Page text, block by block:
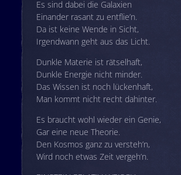
Es sind dabei die Galaxien
Einander rasant zu entflie’n.
Da ist keine Wende in Sicht,
Irgendwann geht aus das Licht.
Dunkle Materie ist rätselhaft,
Dunkle Energie nicht minder.
Das Wissen ist noch lückenhaft,
Man kommt nicht recht dahinter.
Es braucht wohl wieder ein Genie,
Gar eine neue Theorie.
Den Kosmos ganz zu versteh’n,
Wird noch etwas Zeit vergeh’n.